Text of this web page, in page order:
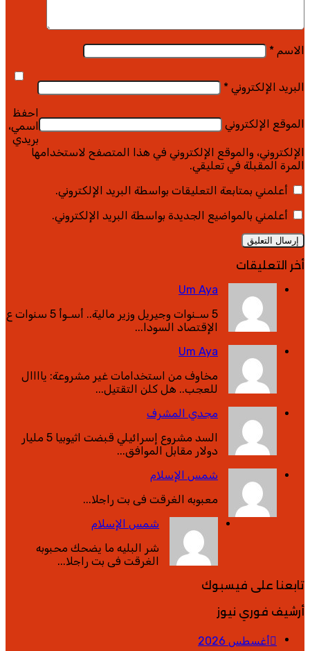
الاسم *
البريد الإلكتروني *
الموقع الإلكتروني
احفظ
اسمي،
بريدي
الإلكتروني، والموقع الإلكتروني في هذا المتصفح لاستخدامها
المرة المقبلة في تعليقي.
أعلمني بمتابعة التعليقات بواسطة البريد الإلكتروني.
أعلمني بالمواضيع الجديدة بواسطة البريد الإلكتروني.
أخر التعليقات
Um Aya
5 سـنوات وجيريل وزير مالية.. أسـوأ 5 سنوات ع
الإقتصاد السودا...
Um Aya
مخاوف من استخدامات غير مشروعة: ياااال
للعجب.. هل كلن التقتيل...
مجدي المشرف
السد مشروع إسرائيلي قبضت اثيوبيا 5 مليار
دولار مقابل الموافق...
شمس الإسلام
معبوبه الغرقت فى بت راجلا...
شمس الإسلام
شر البليه ما يضحك محبوبه
الغرقت فى بت راجلا...
تابعنا على فيسبوك
أرشيف فوري نيوز
أغسطس 2026